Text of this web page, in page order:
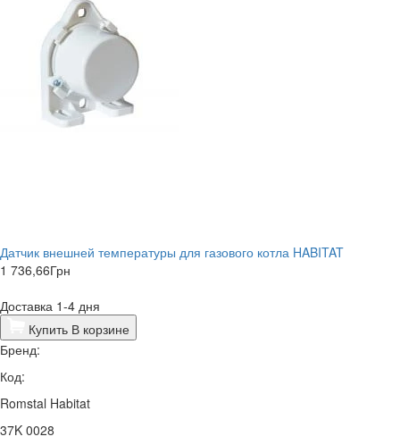
Датчик внешней температуры для газового котла HABITAT
1 736,66Грн
Доставка 1-4 дня
Купить В корзине
Бренд:
Код:
Romstal Habitat
37K 0028